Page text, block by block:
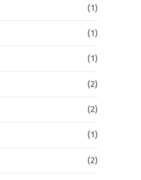
(1)
(1)
(1)
(2)
(2)
(1)
(2)